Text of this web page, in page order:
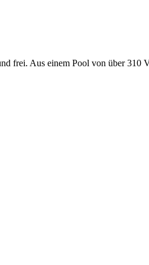
frei. Aus einem Pool von über 310